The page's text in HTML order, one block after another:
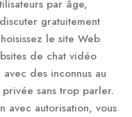
par âge,
gratuitement
le site Web
de chat vidéo
des inconnus au
sans trop parler.
avec autorisation, vous